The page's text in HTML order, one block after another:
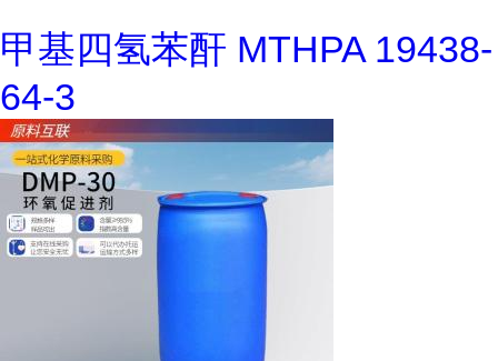
甲基四氢苯酐 MTHPA 19438-
64-3